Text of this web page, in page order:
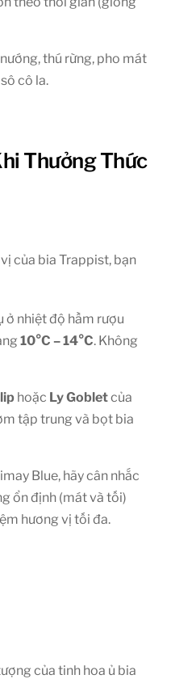
thú rừng, pho mát
cô la.
Thưởng Thức
của bia Trappist, bạn
ở nhiệt độ hầm rượu
10°C – 14°C. Không
hoặc Ly Gobletcủa
tập trung và bọt bia
Blue, hãy cân nhắc
ổn định (mát và tối)
hương vị tối đa.
của tinh hoa ủ bia